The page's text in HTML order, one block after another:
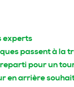
experts
passent à la
reparti pour un
en arrière